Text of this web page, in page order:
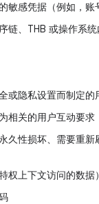
感凭据（例如，账
链、THB 或操作系
或隐私设置而制定的
相关的用户互动要求
久性损坏、需要重
上下文访问的数据）